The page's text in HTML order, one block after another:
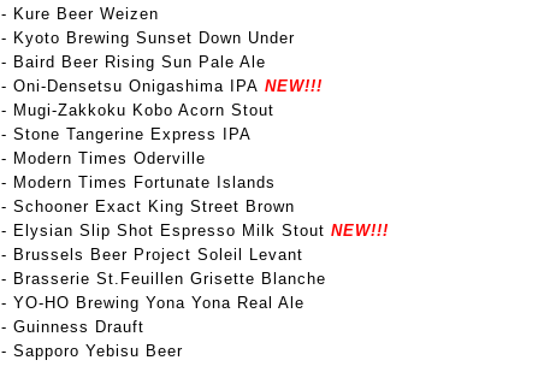
- Kure Beer Weizen
- Kyoto Brewing Sunset Down Under
- Baird Beer Rising Sun Pale Ale
- Oni-Densetsu Onigashima IPA NEW!!!
- Mugi-Zakkoku Kobo Acorn Stout
- Stone Tangerine Express IPA
- Modern Times Oderville
- Modern Times Fortunate Islands
- Schooner Exact King Street Brown
- Elysian Slip Shot Espresso Milk Stout NEW!!!
- Brussels Beer Project Soleil Levant
- Brasserie St.Feuillen Grisette Blanche
- YO-HO Brewing Yona Yona Real Ale
- Guinness Drauft
- Sapporo Yebisu Beer